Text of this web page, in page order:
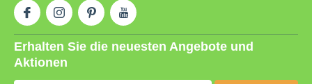
Erhalten Sie die neuesten Angebote und
Aktionen